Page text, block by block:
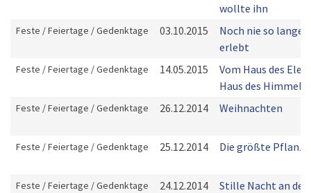
wollte ihn
Feste / Feiertage / Gedenktage 03.10.2015
Noch nie so
erlebt
Feste / Feiertage / Gedenktage 14.05.2015
Vom Haus des
Haus des Himmels
Feste / Feiertage / Gedenktage 26.12.2014 Weihnachten
Feste / Feiertage / Gedenktage 25.12.2014 Die größte
Feste / Feiertage / Gedenktage 24.12.2014
Stille Nacht an der